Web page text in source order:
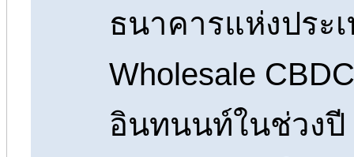
ธนาคารแห่งประ
Wholesale
อินทนนท์ในช่วงปี